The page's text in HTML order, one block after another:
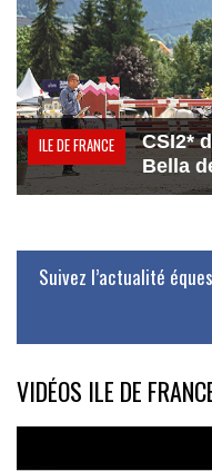
ILE DE FRANCE
CSI2*
Bella
Suivez l’actualité
VIDÉOS ILE DE